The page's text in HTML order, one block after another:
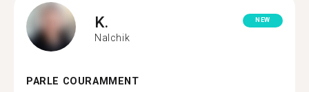
K.
Nalchik
NEW
PARLE COURAMMENT